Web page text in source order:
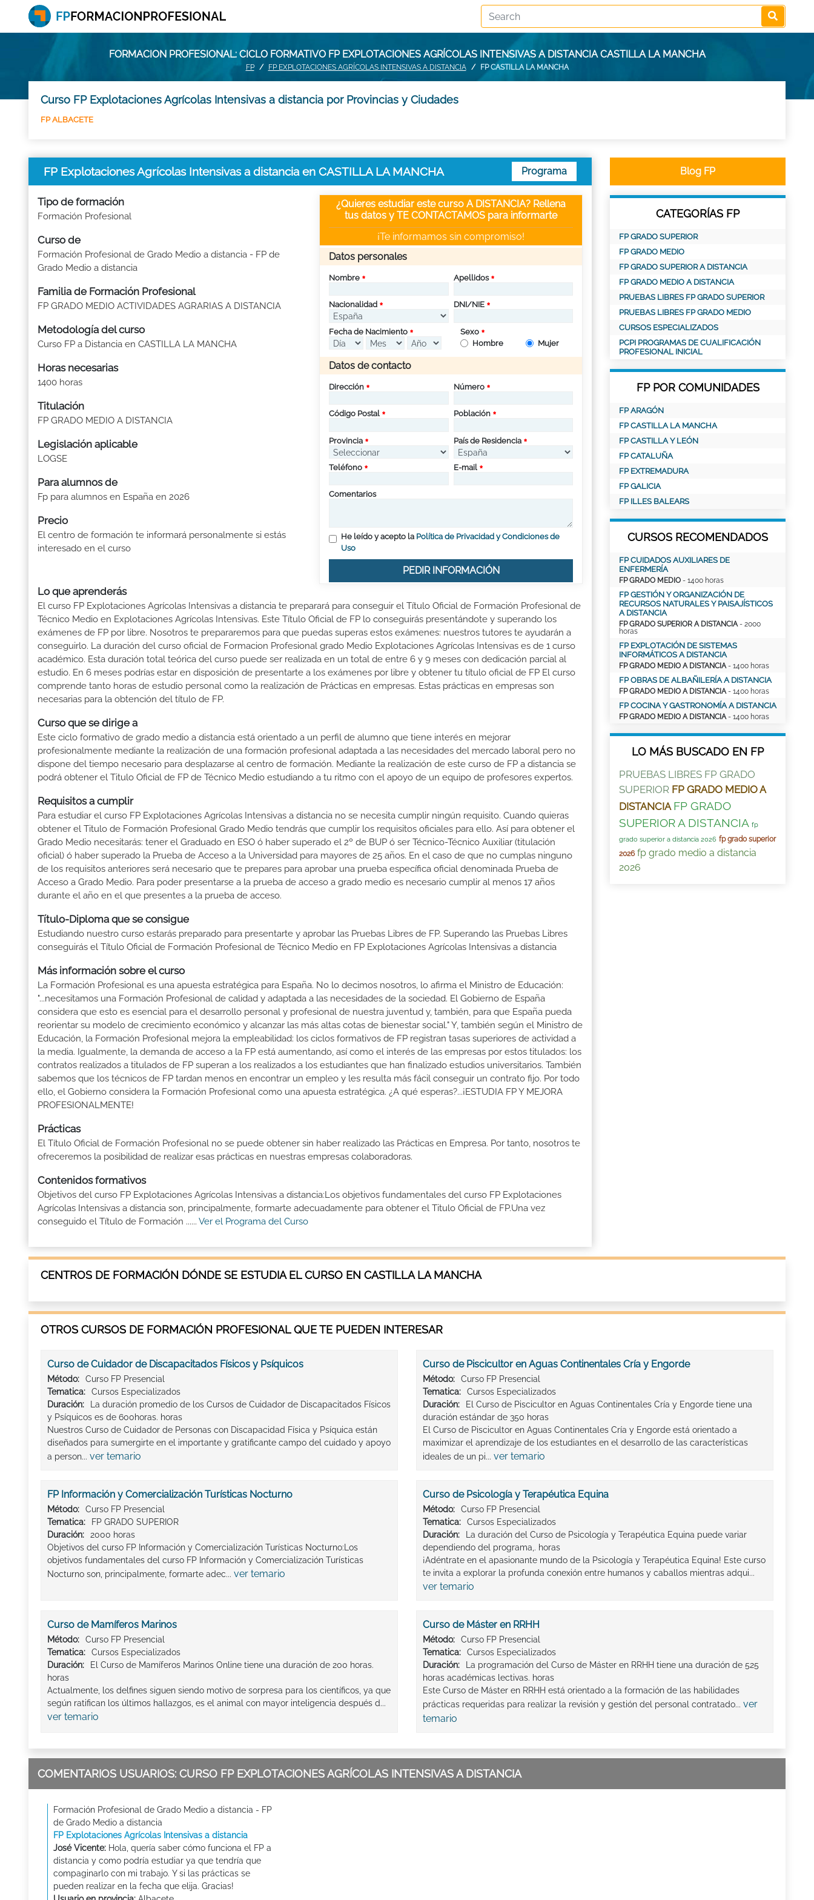
FORMACION PROFESIONAL: CICLO FORMATIVO FP EXPLOTACIONES AGRÍCOLAS INTENSIVAS A DISTANCIA CASTILLA LA MANCHA
FP FP EXPLOTACIONES AGRÍCOLAS INTENSIVAS A DISTANCIA FP CASTILLA LA MANCHA
Curso FP Explotaciones Agrícolas Intensivas a distancia por Provincias y Ciudades
FP ALBACETE
FP Explotaciones Agrícolas Intensivas a distancia en CASTILLA LA MANCHA Programa
Tipo de formación
Formación Profesional
Curso de
Formación Profesional de Grado Medio a distancia - FP de
Grado Medio a distancia
Familia de Formación Profesional
FP GRADO MEDIO ACTIVIDADES AGRARIAS A DISTANCIA
Metodología del curso
Curso FP a Distancia en CASTILLA LA MANCHA
Horas necesarias
1400 horas
Titulación
FP GRADO MEDIO A DISTANCIA
Legislación aplicable
LOGSE
Para alumnos de
Fp para alumnos en España en 2026
Precio
El centro de formación te informará personalmente si estás
interesado en el curso
¿Quieres estudiar este curso A DISTANCIA? Rellena
tus datos y TE CONTACTAMOS para informarte
¡Te informamos sin compromiso!
Datos personales
Nombre Apellidos
Nacionalidad DNI/NIE
Fecha de Nacimiento
Sexo
Hombre
Mujer
Datos de contacto
Dirección Número
Código Postal Población
Provincia País de Residencia
Teléfono E-mail
Comentarios
He leído y acepto la Política de Privacidad y Condiciones de
Uso
PEDIR INFORMACIÓN
Lo que aprenderás
El curso FP Explotaciones Agrícolas Intensivas a distancia te preparará para conseguir el Título Oficial de Formación Profesional de
Técnico Medio en Explotaciones Agrícolas Intensivas. Este Título Oficial de FP lo conseguirás presentándote y superando los
exámenes de FP por libre. Nosotros te prepararemos para que puedas superas estos exámenes: nuestros tutores te ayudarán a
conseguirlo. La duración del curso oficial de Formacion Profesional grado Medio Explotaciones Agrícolas Intensivas es de 1 curso
académico. Esta duración total teórica del curso puede ser realizada en un total de entre 6 y 9 meses con dedicación parcial al
estudio. En 6 meses podrías estar en disposición de presentarte a los exámenes por libre y obtener tu título oficial de FP El curso
comprende tanto horas de estudio personal como la realización de Prácticas en empresas. Estas prácticas en empresas son
necesarias para la obtención del título de FP.
Curso que se dirige a
Este ciclo formativo de grado medio a distancia está orientado a un perfil de alumno que tiene interés en mejorar
profesionalmente mediante la realización de una formación profesional adaptada a las necesidades del mercado laboral pero no
dispone del tiempo necesario para desplazarse al centro de formación. Mediante la realización de este curso de FP a distancia se
podrá obtener el Titulo Oficial de FP de Técnico Medio estudiando a tu ritmo con el apoyo de un equipo de profesores expertos.
Requisitos a cumplir
Para estudiar el curso FP Explotaciones Agrícolas Intensivas a distancia no se necesita cumplir ningún requisito. Cuando quieras
obtener el Titulo de Formación Profesional Grado Medio tendrás que cumplir los requisitos oficiales para ello. Así para obtener el
Grado Medio necesitarás: tener el Graduado en ESO ó haber superado el 2º de BUP ó ser Técnico-Técnico Auxiliar (titulación
oficial) ó haber superado la Prueba de Acceso a la Universidad para mayores de 25 años. En el caso de que no cumplas ninguno
de los requisitos anteriores será necesario que te prepares para aprobar una prueba específica oficial denominada Prueba de
Acceso a Grado Medio. Para poder presentarse a la prueba de acceso a grado medio es necesario cumplir al menos 17 años
durante el año en el que presentes a la prueba de acceso.
Título-Diploma que se consigue
Estudiando nuestro curso estarás preparado para presentarte y aprobar las Pruebas Libres de FP. Superando las Pruebas Libres
conseguirás el Título Oficial de Formación Profesional de Técnico Medio en FP Explotaciones Agrícolas Intensivas a distancia
Más información sobre el curso
La Formación Profesional es una apuesta estratégica para España. No lo decimos nosotros, lo afirma el Ministro de Educación:
"...necesitamos una Formación Profesional de calidad y adaptada a las necesidades de la sociedad. El Gobierno de España
considera que esto es esencial para el desarrollo personal y profesional de nuestra juventud y, también, para que España pueda
reorientar su modelo de crecimiento económico y alcanzar las más altas cotas de bienestar social." Y, también según el Ministro de
Educación, la Formación Profesional mejora la empleabilidad: los ciclos formativos de FP registran tasas superiores de actividad a
la media. Igualmente, la demanda de acceso a la FP está aumentando, así como el interés de las empresas por estos titulados: los
contratos realizados a titulados de FP superan a los realizados a los estudiantes que han finalizado estudios universitarios. También
sabemos que los técnicos de FP tardan menos en encontrar un empleo y les resulta más fácil conseguir un contrato fijo. Por todo
ello, el Gobierno considera la Formación Profesional como una apuesta estratégica. ¿A qué esperas?...¡ESTUDIA FP Y MEJORA
PROFESIONALMENTE!
Prácticas
El Título Oficial de Formación Profesional no se puede obtener sin haber realizado las Prácticas en Empresa. Por tanto, nosotros te
ofreceremos la posibilidad de realizar esas prácticas en nuestras empresas colaboradoras.
Contenidos formativos
Objetivos del curso FP Explotaciones Agrícolas Intensivas a distancia:Los objetivos fundamentales del curso FP Explotaciones
Agrícolas Intensivas a distancia son, principalmente, formarte adecuadamente para obtener el Titulo Oficial de FP.Una vez
conseguido el Título de Formación ...... Ver el Programa del Curso
Blog FP
CATEGORÍAS FP
FP GRADO SUPERIOR
FP GRADO MEDIO
FP GRADO SUPERIOR A DISTANCIA
FP GRADO MEDIO A DISTANCIA
PRUEBAS LIBRES FP GRADO SUPERIOR
PRUEBAS LIBRES FP GRADO MEDIO
CURSOS ESPECIALIZADOS
PCPI PROGRAMAS DE CUALIFICACIÓN
PROFESIONAL INICIAL
FP POR COMUNIDADES
FP ARAGÓN
FP CASTILLA LA MANCHA
FP CASTILLA Y LEÓN
FP CATALUÑA
FP EXTREMADURA
FP GALICIA
FP ILLES BALEARS
CURSOS RECOMENDADOS
FP CUIDADOS AUXILIARES DE
ENFERMERÍA
FP GRADO MEDIO - 1400 horas
FP GESTIÓN Y ORGANIZACIÓN DE
RECURSOS NATURALES Y PAISAJÍSTICOS
A DISTANCIA
FP GRADO SUPERIOR A DISTANCIA- 2000
horas
FP EXPLOTACIÓN DE SISTEMAS
INFORMÁTICOS A DISTANCIA
FP GRADO MEDIO A DISTANCIA- 1400 horas
FP OBRAS DE ALBAÑILERÍA A DISTANCIA
FP GRADO MEDIO A DISTANCIA- 1400 horas
FP COCINA Y GASTRONOMÍA A DISTANCIA
FP GRADO MEDIO A DISTANCIA- 1400 horas
LO MÁS BUSCADO EN FP
PRUEBAS LIBRES FP GRADO
SUPERIOR FP GRADO MEDIO A
DISTANCIA FP GRADO
SUPERIOR A DISTANCIA fp
grado superior a distancia 2026 fp grado superior
2026 fp grado medio a distancia
2026
CENTROS DE FORMACIÓN DÓNDE SE ESTUDIA EL CURSO EN CASTILLA LA MANCHA
OTROS CURSOS DE FORMACIÓN PROFESIONAL QUE TE PUEDEN INTERESAR
Curso de Cuidador de Discapacitados Físicos y Psíquicos
Método:
Curso FP Presencial
Tematica:
Cursos Especializados
Duración:
La duración promedio de los Cursos de Cuidador de Discapacitados Físicos
y Psíquicos es de 600horas. horas
Nuestros Curso de Cuidador de Personas con Discapacidad Física y Psíquica están
diseñados para sumergirte en el importante y gratificante campo del cuidado y apoyo
a person... ver temario
Curso de Piscicultor en Aguas Continentales Cría y Engorde
Método:
Curso FP Presencial
Tematica:
Cursos Especializados
Duración:
El Curso de Piscicultor en Aguas Continentales Cría y Engorde tiene una
duración estándar de 350 horas
El Curso de Piscicultor en Aguas Continentales Cría y Engorde está orientado a
maximizar el aprendizaje de los estudiantes en el desarrollo de las características
ideales de un pi... ver temario
FP Información y Comercialización Turísticas Nocturno
Método:
Curso FP Presencial
Tematica:
FP GRADO SUPERIOR
Duración:
2000 horas
Objetivos del curso FP Información y Comercialización Turísticas Nocturno:Los
objetivos fundamentales del curso FP Información y Comercialización Turísticas
Nocturno son, principalmente, formarte adec... ver temario
Curso de Psicología y Terapéutica Equina
Método:
Curso FP Presencial
Tematica:
Cursos Especializados
Duración:
La duración del Curso de Psicología y Terapéutica Equina puede variar
dependiendo del programa,. horas
¡Adéntrate en el apasionante mundo de la Psicología y Terapéutica Equina! Este curso
te invita a explorar la profunda conexión entre humanos y caballos mientras adqui...
ver temario
Curso de Mamíferos Marinos
Método:
Curso FP Presencial
Tematica:
Cursos Especializados
Duración:
El Curso de Mamíferos Marinos Online tiene una duración de 200 horas.
horas
Actualmente, los delfines siguen siendo motivo de sorpresa para los científicos, ya que
según ratifican los últimos hallazgos, es el animal con mayor inteligencia después d...
ver temario
Curso de Máster en RRHH
Método:
Curso FP Presencial
Tematica:
Cursos Especializados
Duración:
La programación del Curso de Máster en RRHH tiene una duración de 525
horas académicas lectivas. horas
Este Curso de Máster en RRHH está orientado a la formación de las habilidades
prácticas requeridas para realizar la revisión y gestión del personal contratado... ver
temario
COMENTARIOS USUARIOS: CURSO FP EXPLOTACIONES AGRÍCOLAS INTENSIVAS A DISTANCIA
Formación Profesional de Grado Medio a distancia - FP
de Grado Medio a distancia
FP Explotaciones Agrícolas Intensivas a distancia
José Vicente: Hola, quería saber cómo funciona el FP a
distancia y como podría estudiar ya que tendría que
compaginarlo con mi trabajo. Y si las prácticas se
pueden realizar en la fecha que elija. Gracias!